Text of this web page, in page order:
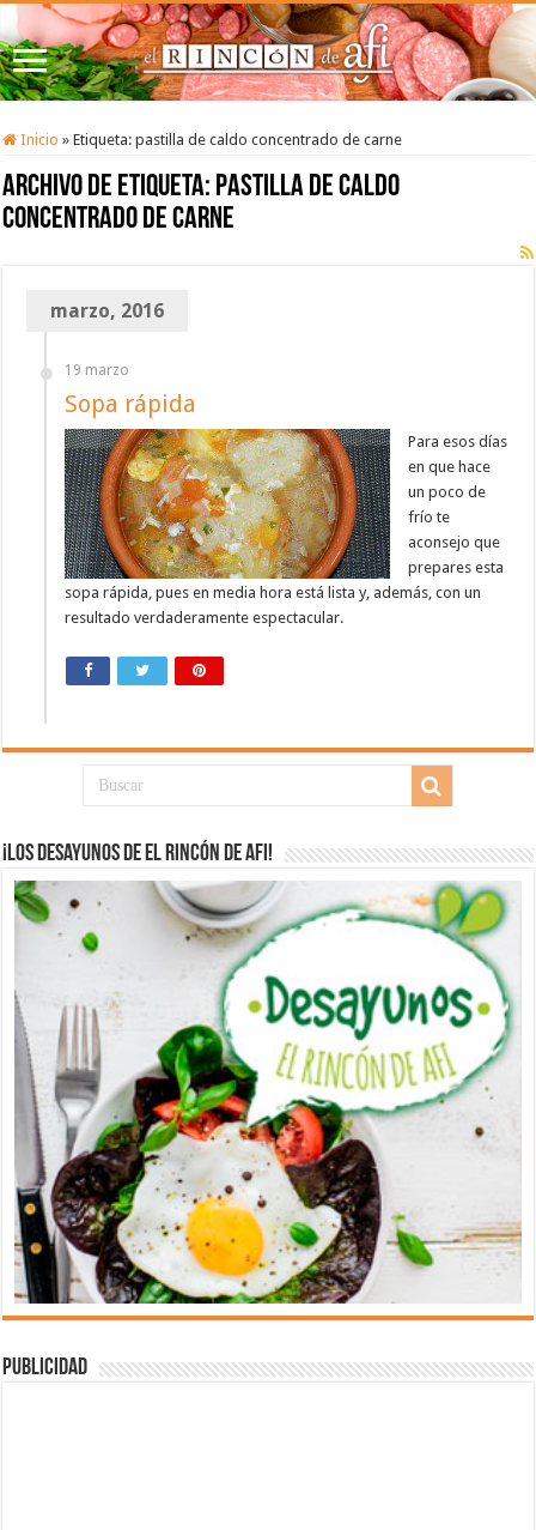
Inicio » Etiqueta:pastilla de caldo concentrado de carne
Archivo de etiqueta: pastilla de caldo
concentrado de carne
marzo, 2016
19 marzo
Sopa rápida
Para esos días
en que hace
un poco de
frío te
aconsejo que
prepares esta
sopa rápida, pues en media hora está lista y, además, con un
resultado verdaderamente espectacular.
¡Los desayunos de El Rincón de Afi!
Publicidad